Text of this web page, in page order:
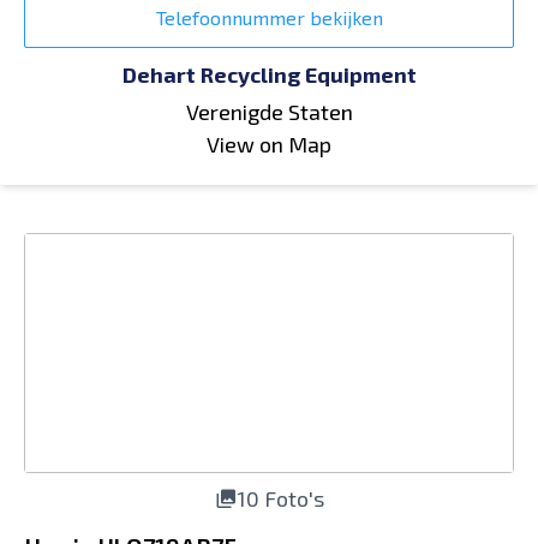
Telefoonnummer bekijken
Dehart Recycling Equipment
Verenigde Staten
View on Map
10 Foto's